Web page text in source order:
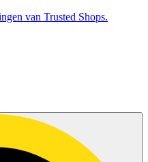
van Trusted Shops.